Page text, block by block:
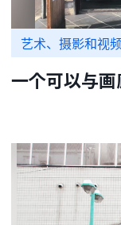
艺术、摄影和视
一个可以与画